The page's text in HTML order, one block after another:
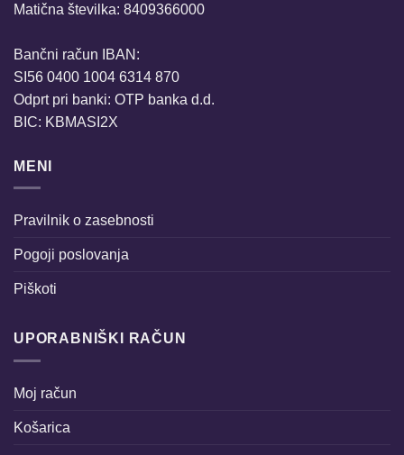
Matična številka: 8409366000
Bančni račun IBAN:
SI56 0400 1004 6314 870
Odprt pri banki: OTP banka d.d.
BIC: KBMASI2X
MENI
Pravilnik o zasebnosti
Pogoji poslovanja
Piškoti
UPORABNIŠKI RAČUN
Moj račun
Košarica